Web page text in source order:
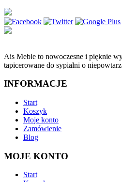
Ais Meble to nowoczesne i pięknie
tapicerowane do sypialni o
INFORMACJE
Start
Koszyk
Moje konto
Zamówienie
Blog
MOJE KONTO
Start